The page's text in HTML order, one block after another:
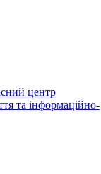
центр
та інформаційно-